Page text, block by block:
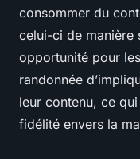
consommer du
celui-ci de manière
opportunité pour
randonnée
leur contenu, ce
fidélité envers la